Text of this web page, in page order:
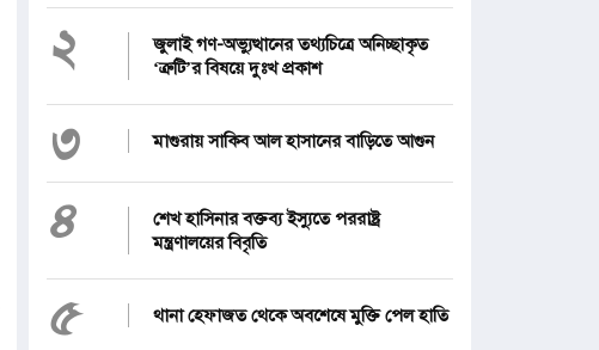
২
জুলাই গণ-অভ্যুত্থানের তথ্যচিত্রে অনিচ্ছাকৃত
‘ত্রুটি’র বিষয়ে দুঃখ প্রকাশ
৩ মাগুরায় সাকিব আল হাসানের বাড়িতে আগুন
৪
শেখ হাসিনার বক্তব্য ইস্যুতে পররাষ্ট্র
মন্ত্রণালয়ের বিবৃতি
৫ থানা হেফাজত থেকে অবশেষে মুক্তি পেল হাতি